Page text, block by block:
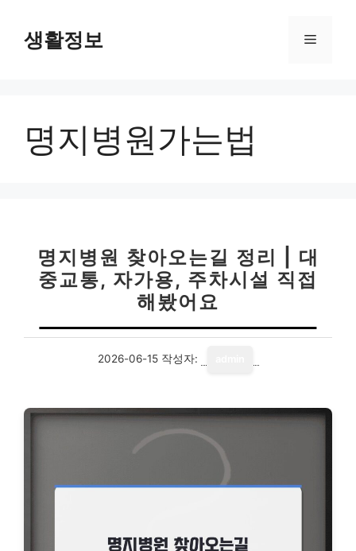
생활정보 메
명지병원가는법
명지병원 찾아오는길 정리 | 대
중교통, 자가용, 주차시설 직접
해봤어요
2026-06-15 작성자: